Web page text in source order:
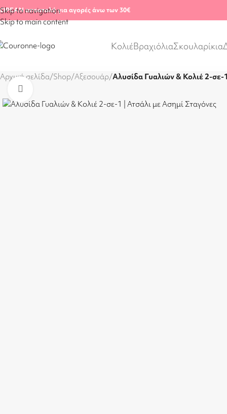
Skip to navigation
Skip to main content
αποστολή για αγορές άνω των 30€
ΚολιέΒραχιόλιαΣκουλαρίκια
Αρχική σελίδα/Shop/Αξεσουάρ/Αλυσίδα Γυαλιών & Κολιέ 2-